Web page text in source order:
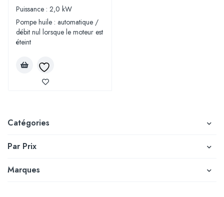
Catégories
Par Prix
Marques
Puissance : 2,0 kW
Pompe huile : automatique /
débit nul lorsque le moteur est
éteint